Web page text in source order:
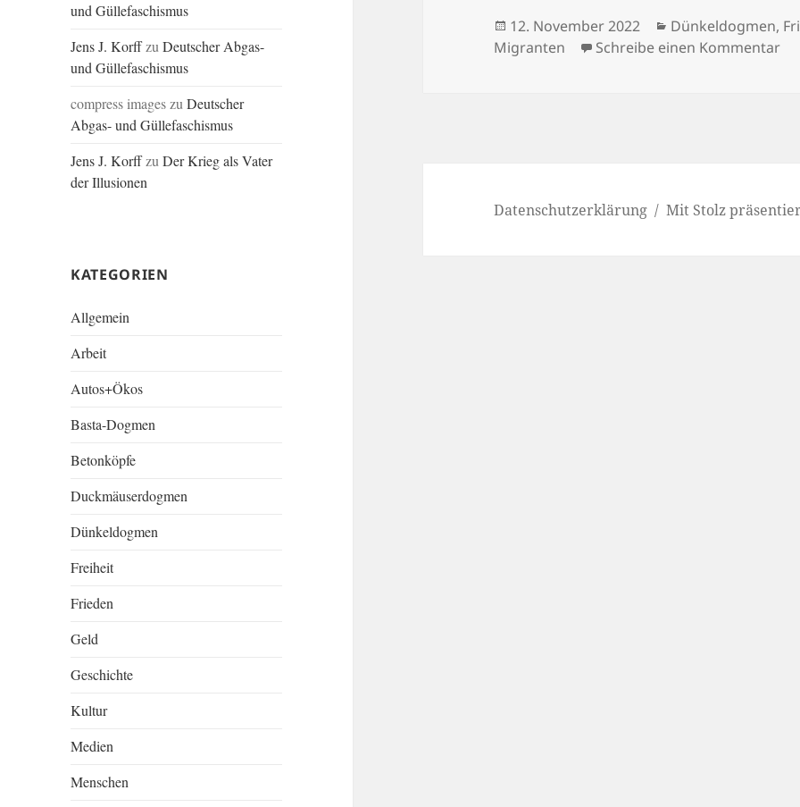
und Güllefaschismus
Jens J. KorffzuDeutscher Abgas-
und Güllefaschismus
compress imageszuDeutscher
Abgas- und Güllefaschismus
Jens J. KorffzuDer Krieg als Vater
der Illusionen
KATEGORIEN
Allgemein
Arbeit
Autos+Ökos
Basta-Dogmen
Betonköpfe
Duckmäuserdogmen
Dünkeldogmen
Freiheit
Frieden
Geld
Geschichte
Kultur
Medien
Menschen
Veröffentlicht
am
12. November 2022 Kategorien
Dünkeldogmen,
Migranten
Schreibe einen Kommentarzu
Datenschutzerklärung Mit Stolz